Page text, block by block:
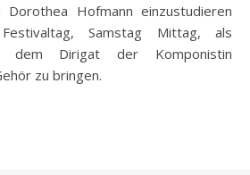
Dorothea Hofmann einzustudieren
Samstag Mittag, als
dem Dirigat der Komponistin
zu bringen.